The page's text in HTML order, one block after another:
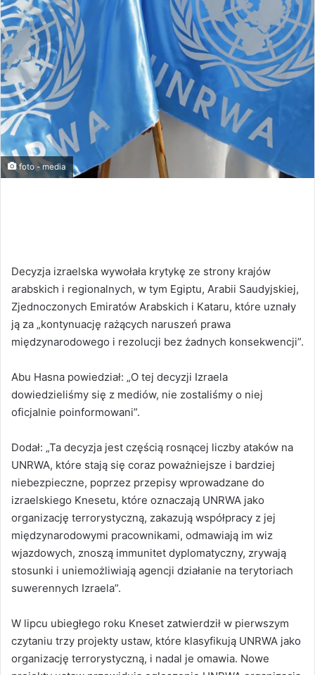
foto - media
Decyzja izraelska wywołała krytykę ze strony krajów
arabskich i regionalnych, w tym Egiptu, Arabii Saudyjskiej,
Zjednoczonych Emiratów Arabskich i Kataru, które uznały
ją za „kontynuację rażących naruszeń prawa
międzynarodowego i rezolucji bez żadnych konsekwencji”.
Abu Hasna powiedział: „O tej decyzji Izraela
dowiedzieliśmy się z mediów, nie zostaliśmy o niej
oficjalnie poinformowani”.
Dodał: „Ta decyzja jest częścią rosnącej liczby ataków na
UNRWA, które stają się coraz poważniejsze i bardziej
niebezpieczne, poprzez przepisy wprowadzane do
izraelskiego Knesetu, które oznaczają UNRWA jako
organizację terrorystyczną, zakazują współpracy z jej
międzynarodowymi pracownikami, odmawiają im wiz
wjazdowych, znoszą immunitet dyplomatyczny, zrywają
stosunki i uniemożliwiają agencji działanie na terytoriach
suwerennych Izraela”.
W lipcu ubiegłego roku Kneset zatwierdził w pierwszym
czytaniu trzy projekty ustaw, które klasyfikują UNRWA jako
organizację terrorystyczną, i nadal je omawia. Nowe